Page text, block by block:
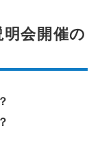
会開催の